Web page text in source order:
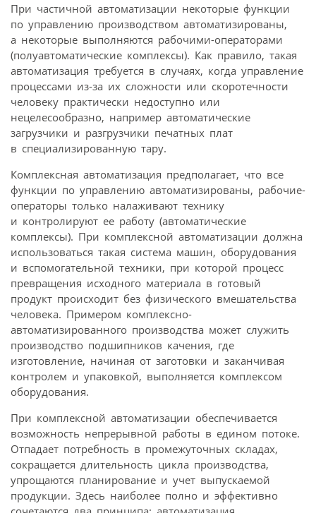
При частичной автоматизации некоторые функции
по управлению производством автоматизированы,
а некоторые выполняются рабочими-операторами
(полуавтоматические комплексы). Как правило, такая
автоматизация требуется в случаях, когда управление
процессами из-за их сложности или скоротечности
человеку практически недоступно или
нецелесообразно, например автоматические
загрузчики и разгрузчики печатных плат
в специализированную тару.
Комплексная автоматизация предполагает, что все
функции по управлению автоматизированы, рабочие-
операторы только налаживают технику
и контролируют ее работу (автоматические
комплексы). При комплексной автоматизации должна
использоваться такая система машин, оборудования
и вспомогательной техники, при которой процесс
превращения исходного материала в готовый
продукт происходит без физического вмешательства
человека. Примером комплексно-
автоматизированного производства может служить
производство подшипников качения, где
изготовление, начиная от заготовки и заканчивая
контролем и упаковкой, выполняется комплексом
оборудования.
При комплексной автоматизации обеспечивается
возможность непрерывной работы в едином потоке.
Отпадает потребность в промежуточных складах,
сокращается длительность цикла производства,
упрощаются планирование и учет выпускаемой
продукции. Здесь наиболее полно и эффективно